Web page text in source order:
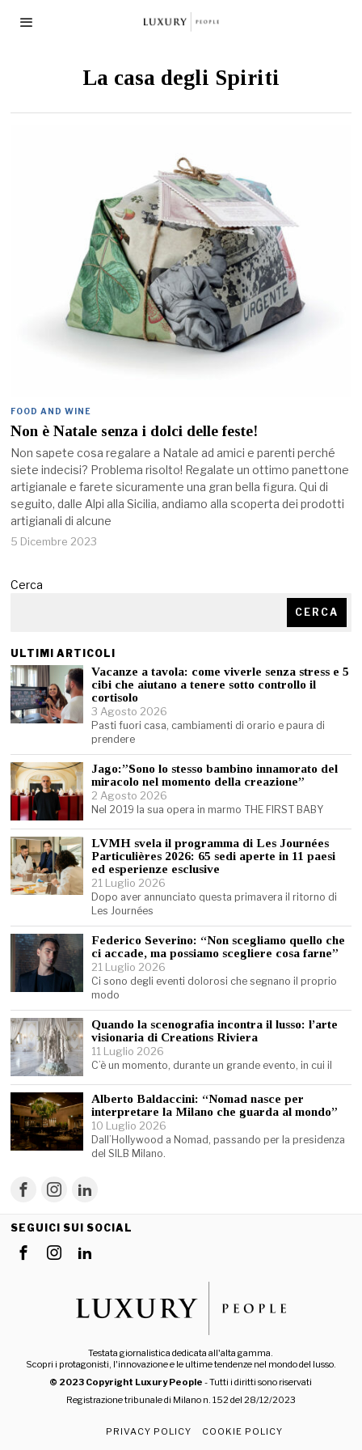
La casa degli Spiriti
FOOD AND WINE
Non è Natale senza i dolci delle feste!
Non sapete cosa regalare a Natale ad amici e parenti perché
siete indecisi? Problema risolto! Regalate un ottimo panettone
artigianale e farete sicuramente una gran bella figura. Qui di
seguito, dalle Alpi alla Sicilia, andiamo alla scoperta dei prodotti
artigianali di alcune
5 Dicembre 2023
Cerca
CERCA
ULTIMI ARTICOLI
Vacanze a tavola: come viverle senza stress e 5
cibi che aiutano a tenere sotto controllo il
cortisolo
3 Agosto 2026
Pasti fuori casa, cambiamenti di orario e paura di
prendere
Jago:”Sono lo stesso bambino innamorato del
miracolo nel momento della creazione”
2 Agosto 2026
Nel 2019 la sua opera in marmo THE FIRST BABY
LVMH svela il programma di Les Journées
Particulières 2026: 65 sedi aperte in 11 paesi
ed esperienze esclusive
21 Luglio 2026
Dopo aver annunciato questa primavera il ritorno di
Les Journées
Federico Severino: “Non scegliamo quello che
ci accade, ma possiamo scegliere cosa farne”
21 Luglio 2026
Ci sono degli eventi dolorosi che segnano il proprio
modo
Quando la scenografia incontra il lusso: l’arte
visionaria di Creations Riviera
11 Luglio 2026
C’è un momento, durante un grande evento, in cui il
Alberto Baldaccini: “Nomad nasce per
interpretare la Milano che guarda al mondo”
10 Luglio 2026
Dall’Hollywood a Nomad, passando per la presidenza
del SILB Milano.
SEGUICI SUI SOCIAL
Testata giornalistica dedicata all'alta gamma.
Scopri i protagonisti, l'innovazione e le ultime tendenze nel mondo del lusso.
© 2023 Copyright Luxury People - Tutti i diritti sono riservati
Registrazione tribunale di Milano n. 152 del 28/12/2023
PRIVACY POLICY COOKIE POLICY